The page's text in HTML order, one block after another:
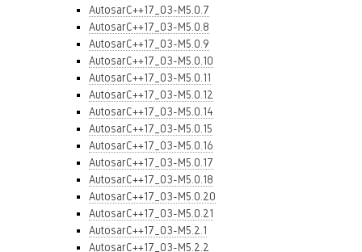
AutosarC++17_03-M5.0.7
AutosarC++17_03-M5.0.8
AutosarC++17_03-M5.0.9
AutosarC++17_03-M5.0.10
AutosarC++17_03-M5.0.11
AutosarC++17_03-M5.0.12
AutosarC++17_03-M5.0.14
AutosarC++17_03-M5.0.15
AutosarC++17_03-M5.0.16
AutosarC++17_03-M5.0.17
AutosarC++17_03-M5.0.18
AutosarC++17_03-M5.0.20
AutosarC++17_03-M5.0.21
AutosarC++17_03-M5.2.1
AutosarC++17_03-M5.2.2